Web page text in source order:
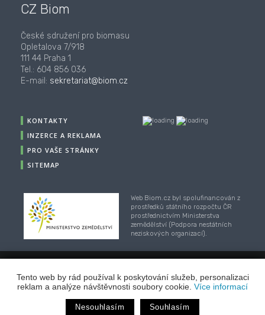
Tento web by rád používal k poskytování služeb, personalizaci
reklam a analýze návštěvnosti soubory cookie. Více informací
Nesouhlasím Souhlasím
CZ Biom
České sdružení pro biomasu
Opletalova 7/918
111 44 Praha 1
Tel.: 604 856 036
E-mail: sekretariat@biom.cz
KONTAKTY
INZERCE A REKLAMA
PRO VAŠE STRÁNKY
SITEMAP
Web Biom.cz byl spolufinancován z
prostředků státního rozpočtu ČR
prostřednictvím Ministerstva
zemědělství (Podpora nestátních
neziskových organizací).
© 2001-2018, CZ Biom - České sdružení pro biomasu,
Webhosting / webdesign / publikační systém TOOLKIT -